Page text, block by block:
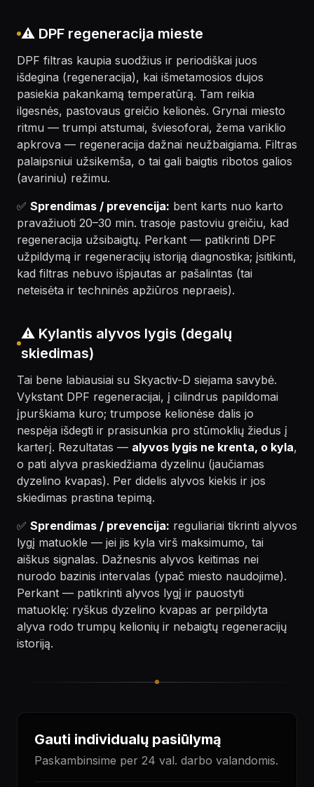
⚠️ DPF regeneracija mieste
DPF filtras kaupia suodžius ir periodiškai juos
išdegina (regeneracija), kai išmetamosios dujos
pasiekia pakankamą temperatūrą. Tam reikia
ilgesnės, pastovaus greičio kelionės. Grynai miesto
ritmu — trumpi atstumai, šviesoforai, žema variklio
apkrova — regeneracija dažnai neužbaigiama. Filtras
palaipsniui užsikemša, o tai gali baigtis ribotos galios
(avariniu) režimu.
✅ Sprendimas / prevencija: bent karts nuo karto
pravažiuoti 20–30 min. trasoje pastoviu greičiu, kad
regeneracija užsibaigtų. Perkant — patikrinti DPF
užpildymą ir regeneracijų istoriją diagnostika; įsitikinti,
kad filtras nebuvo išpjautas ar pašalintas (tai
neteisėta ir techninės apžiūros nepraeis).
⚠️ Kylantis alyvos lygis (degalų
skiedimas)
Tai bene labiausiai su Skyactiv-D siejama savybė.
Vykstant DPF regeneracijai, į cilindrus papildomai
įpurškiama kuro; trumpose kelionėse dalis jo
nespėja išdegti ir prasisunkia pro stūmoklių žiedus į
karterį. Rezultatas — alyvos lygis ne krenta, o kyla,
o pati alyva praskiedžiama dyzelinu (jaučiamas
dyzelino kvapas). Per didelis alyvos kiekis ir jos
skiedimas prastina tepimą.
✅ Sprendimas / prevencija: reguliariai tikrinti alyvos
lygį matuokle — jei jis kyla virš maksimumo, tai
aiškus signalas. Dažnesnis alyvos keitimas nei
nurodo bazinis intervalas (ypač miesto naudojime).
Perkant — patikrinti alyvos lygį ir pauostyti
matuoklę: ryškus dyzelino kvapas ar perpildyta
alyva rodo trumpų kelionių ir nebaigtų regeneracijų
istoriją.
Gauti individualų pasiūlymą
Paskambinsime per 24 val. darbo valandomis.